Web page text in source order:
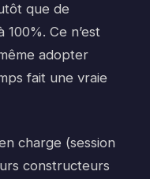
que de
Ce n’est
adopter
fait une vraie
charge (session
constructeurs